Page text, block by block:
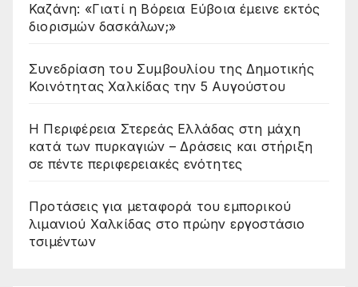
Καζάνη: «Γιατί η Βόρεια Εύβοια έμεινε εκτός
διορισμών δασκάλων;»
Συνεδρίαση του Συμβουλίου της Δημοτικής
Κοινότητας Χαλκίδας την 5 Αυγούστου
Η Περιφέρεια Στερεάς Ελλάδας στη μάχη
κατά των πυρκαγιών – Δράσεις και στήριξη
σε πέντε περιφερειακές ενότητες
Προτάσεις για μεταφορά του εμπορικού
λιμανιού Χαλκίδας στο πρώην εργοστάσιο
τσιμέντων